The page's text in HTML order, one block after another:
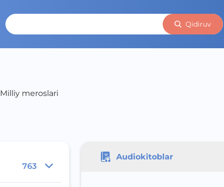
Qidiruv
Milliy meroslari
763
Audiokitoblar